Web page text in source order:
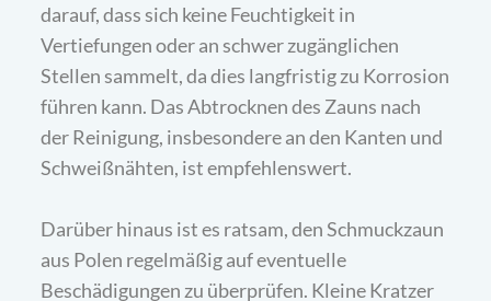
darauf, dass sich keine Feuchtigkeit in
Vertiefungen oder an schwer zugänglichen
Stellen sammelt, da dies langfristig zu Korrosion
führen kann. Das Abtrocknen des Zauns nach
der Reinigung, insbesondere an den Kanten und
Schweißnähten, ist empfehlenswert.
Darüber hinaus ist es ratsam, den Schmuckzaun
aus Polen regelmäßig auf eventuelle
Beschädigungen zu überprüfen. Kleine Kratzer